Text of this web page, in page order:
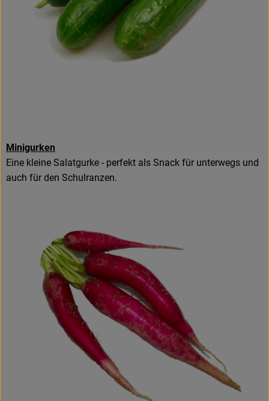
Minigurken
Eine kleine Salatgurke - perfekt als Snack für unterwegs und
auch für den Schulranzen.